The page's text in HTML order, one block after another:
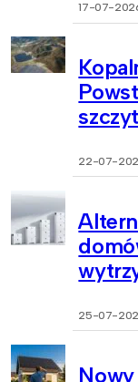
17-07-
22-07-
25-07-